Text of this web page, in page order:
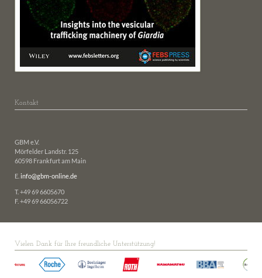
Kontakt
GBM e.V.
Mörfelder Landstr. 125
60598 Frankfurt am Main
E. info@gbm-online.de
T. +49 69 6605670
F. +49 69 66056722
Vielen Dank für Ihre freundliche Unterstützung!